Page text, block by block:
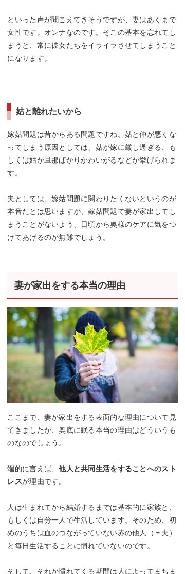
といった声が聞こえてきそうですが、妻はあくまで
女性です。オンナなのです。そこの基本を忘れてし
まうと、常に彼女たちをイライラさせてしまうこと
になります。
姑と離れたいから
嫁姑問題は昔からある問題ですね。姑と仲が悪くな
ってしまう原因としては、姑が嫁に厳し過ぎる、も
しくは姑が旦那ばかりかわいがるなどが挙げられま
す。
夫としては、嫁姑問題に関わりたくないというのが
本音だとは思いますが、嫁姑問題で妻が家出してし
まうことがないよう、日頃から奥様のケアに気をつ
けてあげるのが無難でしょう。
妻が家出をする本当の理由
ここまで、妻が家出をする表面的な理由について見
てきましたが、奥底に眠る本当の理由はどういうも
のなのでしょう。
端的に言えば、他人と共同生活をすることへのスト
レスが理由です。
人は生まれてから結婚するまでは基本的に家族と、
もしくは自分一人で生活しています。そのため、初
めのうちは血のつながっていない赤の他人（＝夫）
と毎日生活することに慣れていないのです。
そして、それが慣れてくる期間は人によってまちま